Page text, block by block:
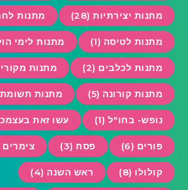
מתנות יצירתיות (28) מתנות
מתנות לטיסה (1) מתנות לימי
מתנות לכלבים (2) מתנות
מתנות קורונה (5) מתנות תשומת
נופש- בחו"ל (1) עשו זאת בעצמכם
פורים (6) פסח (3) צימרים
קולולו (8) ראש השנה (4)